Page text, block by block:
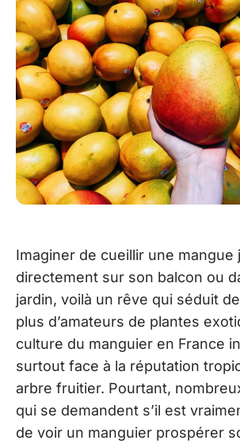
Imaginer de cueillir une mangue
directement sur son balcon ou
jardin, voilà un rêve qui séduit
plus d’amateurs de plantes
culture du manguier en France
surtout face à la réputation
arbre fruitier. Pourtant,
qui se demandent s’il est
de voir un manguier prospérer